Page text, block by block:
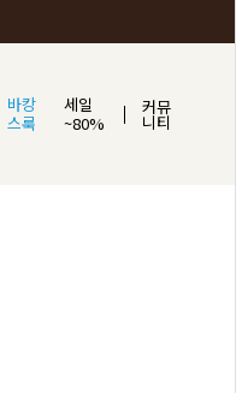
바캉
스룩
세일
~80%
커뮤
니티